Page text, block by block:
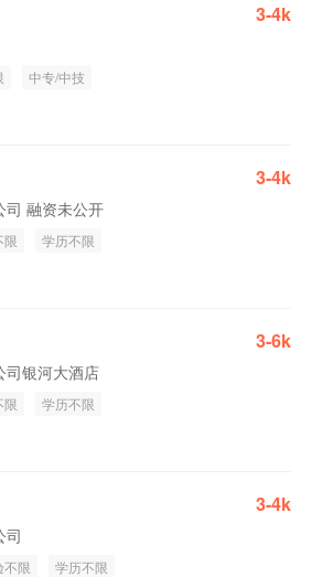
3-4k
中专/中技
3-4k
司 融资未公开
限 学历不限
3-6k
司银河大酒店
限 学历不限
3-4k
司
不限 学历不限